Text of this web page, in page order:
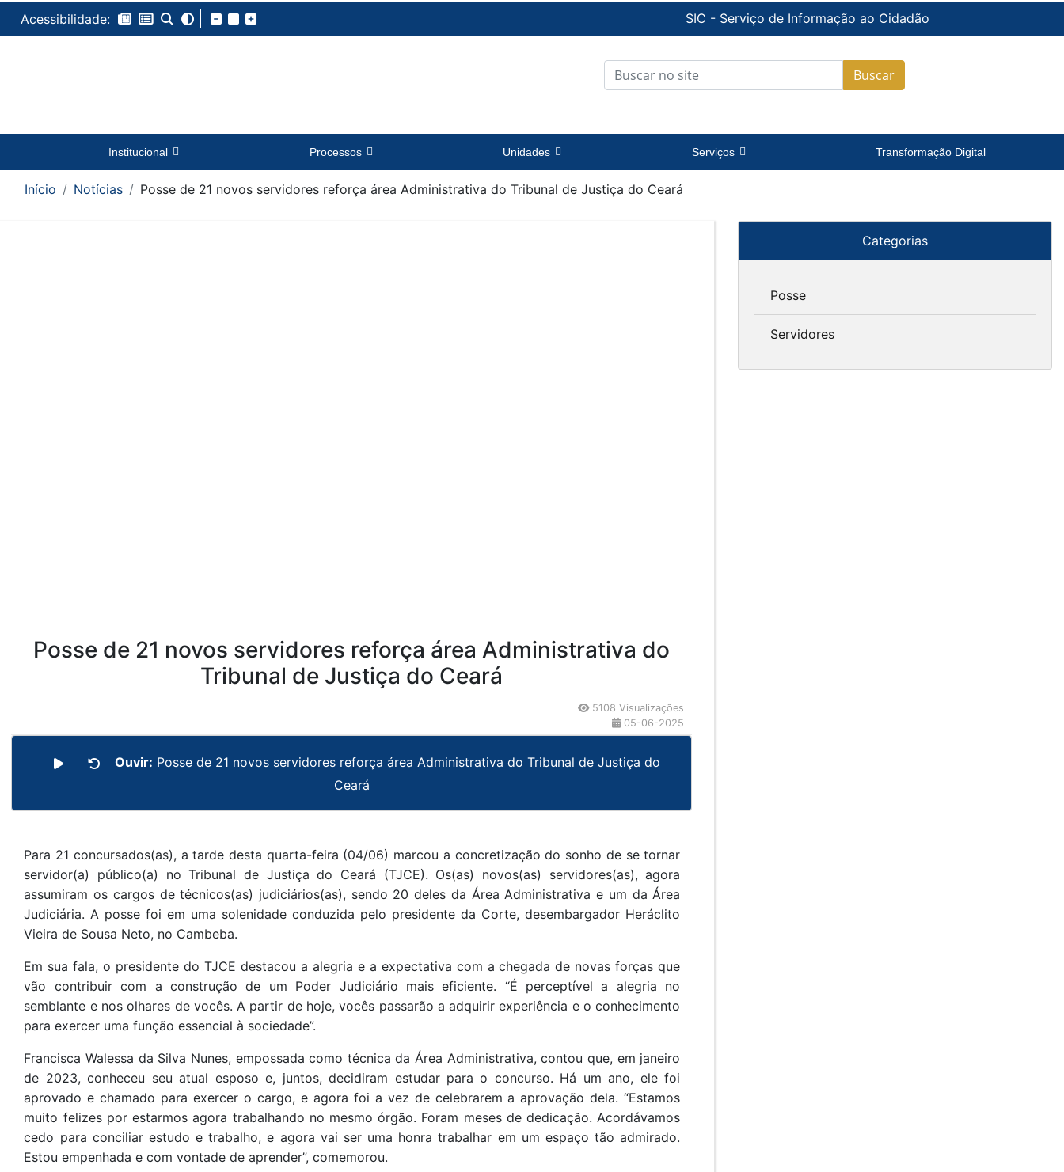
Acessibilidade: SIC - Serviço de Informação ao Cidadão
Buscar
Institucional Processos Unidades Serviços Transformação Digital
Início Notícias Posse de 21 novos servidores reforça área Administrativa do Tribunal de Justiça do Ceará
Posse de 21 novos servidores reforça área Administrativa do
Tribunal de Justiça do Ceará
5108 Visualizações
05-06-2025
Ouvir: Posse de 21 novos servidores reforça área Administrativa do Tribunal de Justiça do
Ceará
Para 21 concursados(as), a tarde desta quarta-feira (04/06) marcou a concretização do sonho de se tornar
servidor(a) público(a) no Tribunal de Justiça do Ceará (TJCE). Os(as) novos(as) servidores(as), agora
assumiram os cargos de técnicos(as) judiciários(as), sendo 20 deles da Área Administrativa e um da Área
Judiciária. A posse foi em uma solenidade conduzida pelo presidente da Corte, desembargador Heráclito
Vieira de Sousa Neto, no Cambeba.
Em sua fala, o presidente do TJCE destacou a alegria e a expectativa com a chegada de novas forças que
vão contribuir com a construção de um Poder Judiciário mais eficiente. “É perceptível a alegria no
semblante e nos olhares de vocês. A partir de hoje, vocês passarão a adquirir experiência e o conhecimento
para exercer uma função essencial à sociedade”.
Francisca Walessa da Silva Nunes, empossada como técnica da Área Administrativa, contou que, em janeiro
de 2023, conheceu seu atual esposo e, juntos, decidiram estudar para o concurso. Há um ano, ele foi
aprovado e chamado para exercer o cargo, e agora foi a vez de celebrarem a aprovação dela. “Estamos
muito felizes por estarmos agora trabalhando no mesmo órgão. Foram meses de dedicação. Acordávamos
cedo para conciliar estudo e trabalho, e agora vai ser uma honra trabalhar em um espaço tão admirado.
Estou empenhada e com vontade de aprender”, comemorou.
Categorias
Posse
Servidores